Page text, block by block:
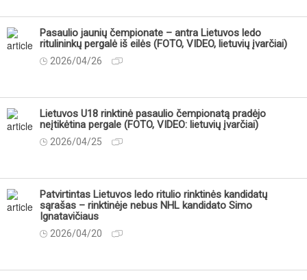
Pasaulio jaunių čempionate – antra Lietuvos ledo
ritulininkų pergalė iš eilės (FOTO, VIDEO, lietuvių įvarčiai)
2026/04/26
Lietuvos U18 rinktinė pasaulio čempionatą pradėjo
neįtikėtina pergale (FOTO, VIDEO: lietuvių įvarčiai)
2026/04/25
Patvirtintas Lietuvos ledo ritulio rinktinės kandidatų
sąrašas – rinktinėje nebus NHL kandidato Simo
Ignatavičiaus
2026/04/20